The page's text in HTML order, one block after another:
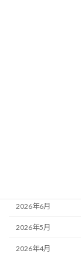
2026年6月
2026年5月
2026年4月